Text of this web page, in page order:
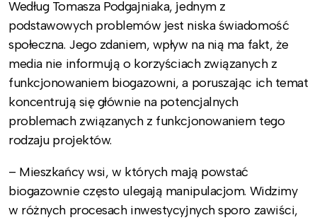
Według Tomasza Podgajniaka, jednym z
podstawowych problemów jest niska świadomość
społeczna. Jego zdaniem, wpływ na nią ma fakt, że
media nie informują o korzyściach związanych z
funkcjonowaniem biogazowni, a poruszając ich temat
koncentrują się głównie na potencjalnych
problemach związanych z funkcjonowaniem tego
rodzaju projektów.
– Mieszkańcy wsi, w których mają powstać
biogazownie często ulegają manipulacjom. Widzimy
w różnych procesach inwestycyjnych sporo zawiści,